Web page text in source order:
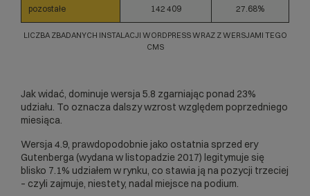
pozostałe 142 409 27.68%
LICZBA ZBADANYCH INSTALACJI WORDPRESS WRAZ Z WERSJAMI TEGO
CMS
Jak widać, dominuje wersja 5.8 zgarniając ponad 23%
udziału. To oznacza dalszy wzrost względem poprzedniego
miesiąca.
Wersja 4.9, prawdopodobnie jako ostatnia sprzed ery
Gutenberga (wydana w listopadzie 2017) legitymuje się
blisko 7.1% udziałem w rynku, co stawia ją na pozycji trzeciej
– czyli zajmuje, niestety, nadal miejsce na podium.